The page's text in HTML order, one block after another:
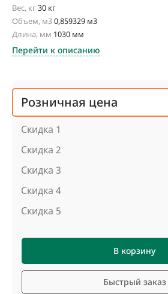
Вес, кг30 кг
Объем, м30,859329 м3
Длина, мм 1030 мм
Перейти к описанию
Розничная цена
Скидка 1
Скидка 2
Скидка 3
Скидка 4
Скидка 5
В корзину
Быстрый заказ